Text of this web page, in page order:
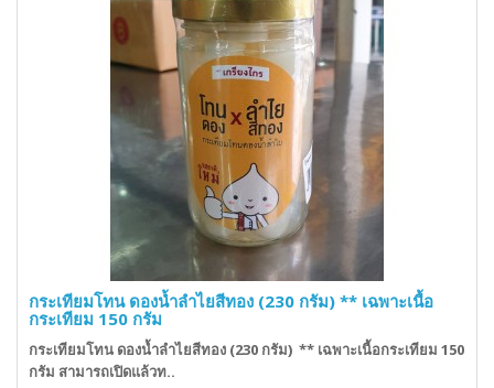
กระเทียมโทน ดองน้ำลำไยสีทอง (230 กรัม) ** เฉพาะเนื้อ
กระเทียม 150 กรัม
กระเทียมโทน ดองน้ำลำไยสีทอง (230 กรัม) ** เฉพาะเนื้อกระเทียม 150
กรัม สามารถเปิดแล้วท..